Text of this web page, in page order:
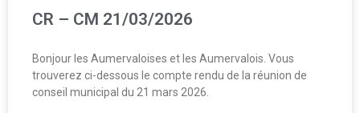
CR – CM 21/03/2026
Bonjour les Aumervaloises et les Aumervalois. Vous
trouverez ci-dessous le compte rendu de la réunion de
conseil municipal du 21 mars 2026.